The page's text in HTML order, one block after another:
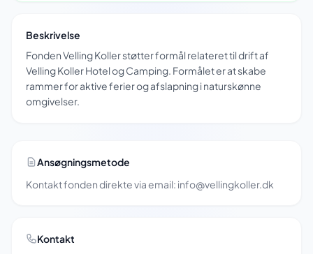
Beskrivelse
Fonden Velling Koller støtter formål relateret til drift af
Velling Koller Hotel og Camping. Formålet er at skabe
rammer for aktive ferier og afslapning i naturskønne
omgivelser.
Ansøgningsmetode
Kontakt fonden direkte via email: info@vellingkoller.dk
Kontakt